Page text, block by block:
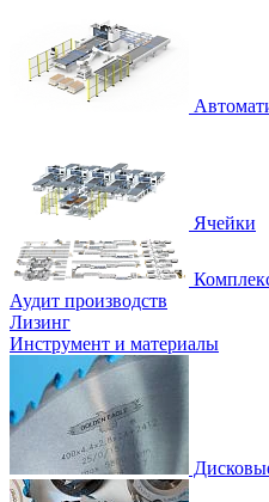
Ячейки
Аудит производств
Лизинг
Инструмент и материалы